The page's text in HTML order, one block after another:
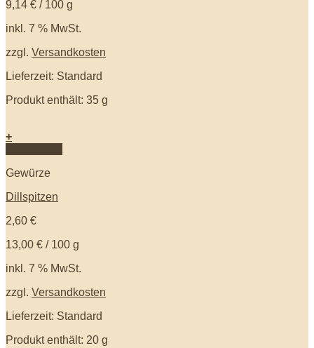
9,14 € / 100 g
inkl. 7 % MwSt.
zzgl. Versandkosten
Lieferzeit: Standard
Produkt enthält: 35 g
+
Gewürze
Dillspitzen
2,60 €
13,00 € / 100 g
inkl. 7 % MwSt.
zzgl. Versandkosten
Lieferzeit: Standard
Produkt enthält: 20 g